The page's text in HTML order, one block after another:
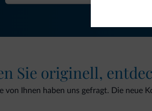
Sie originell,
von Ihnen haben uns gefragt. Die neue